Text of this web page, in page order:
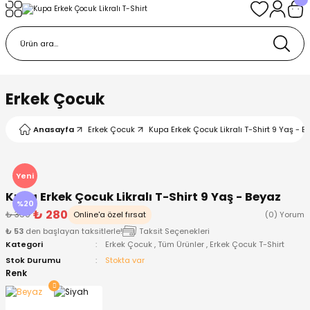
Erkek Çocuk
Anasayfa Erkek Çocuk Kupa Erkek Çocuk Likralı T-Shirt 9 Yaş -
Yeni
%20
Kupa Erkek Çocuk Likralı T-Shirt 9 Yaş - Beyaz
₺ 350 ₺ 280 Online'a özel fırsat
(0) Yorum
₺ 53 den başlayan taksitlerle!
Taksit Seçenekleri
Kategori
Erkek Çocuk ,Tüm Ürünler , Erkek Çocuk T-Shirt
Stok Durumu
Stokta var
Renk
Giyim
Bere ve Eldiven
Body
Bere ve Eldiven
Body
ve Patik
Çıkışı ve Zıbın Seti
Ürünleri